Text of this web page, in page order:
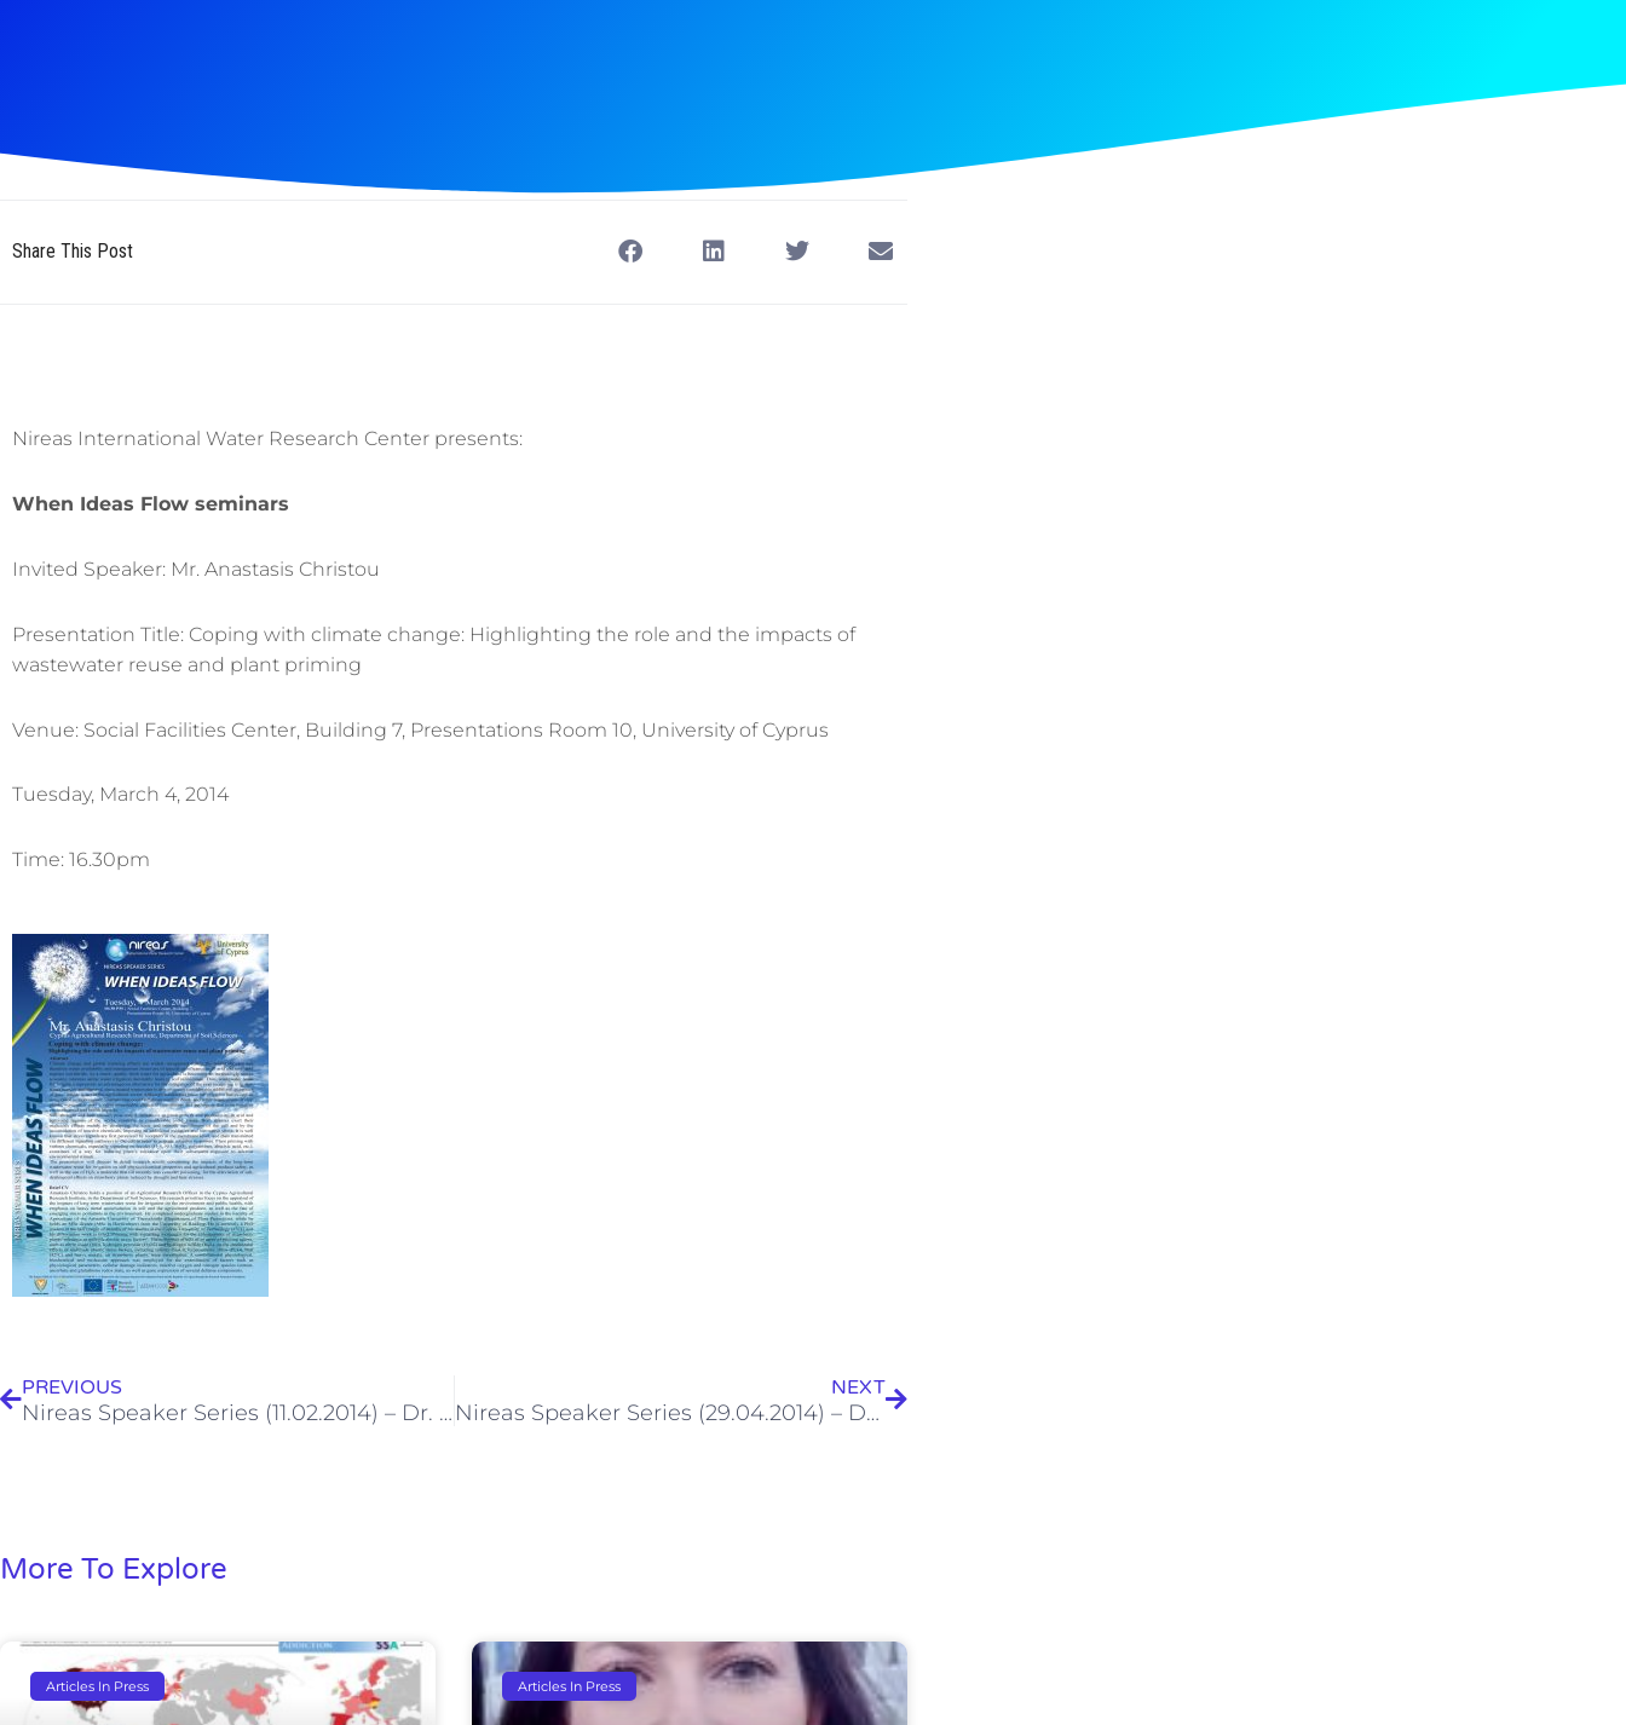
Share This Post
Nireas International Water Research Center presents:
When Ideas Flow seminars
Invited Speaker: Mr. Anastasis Christou
Presentation Title: Coping with climate change: Highlighting the role and the impacts of
wastewater reuse and plant priming
Venue: Social Facilities Center, Building 7, Presentations Room 10, University of Cyprus
Tuesday, March 4, 2014
Time: 16.30pm
PREVIOUS
Nireas Speaker Series (11.02.2014) – Dr. Konstantinos Kostarelos
NEXT
Nireas Speaker Series (29.04.2014) – Dr. Demetrios G. Eliades
More To Explore
Articles In Press Articles In Press